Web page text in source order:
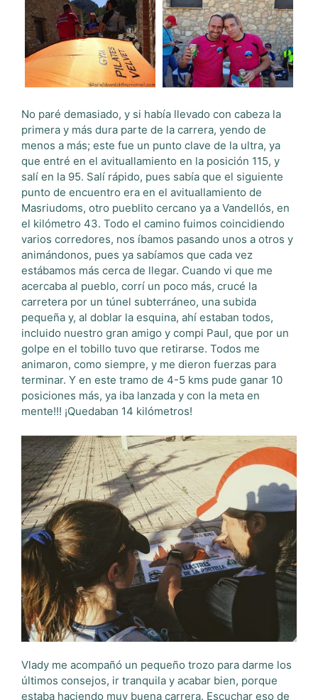
No paré demasiado, y si había llevado con cabeza la
primera y más dura parte de la carrera, yendo de
menos a más; este fue un punto clave de la ultra, ya
que entré en el avituallamiento en la posición 115, y
salí en la 95. Salí rápido, pues sabía que el siguiente
punto de encuentro era en el avituallamiento de
Masriudoms, otro pueblito cercano ya a Vandellós, en
el kilómetro 43. Todo el camino fuimos coincidiendo
varios corredores, nos íbamos pasando unos a otros y
animándonos, pues ya sabíamos que cada vez
estábamos más cerca de llegar. Cuando vi que me
acercaba al pueblo, corrí un poco más, crucé la
carretera por un túnel subterráneo, una subida
pequeña y, al doblar la esquina, ahí estaban todos,
incluido nuestro gran amigo y compi Paul, que por un
golpe en el tobillo tuvo que retirarse. Todos me
animaron, como siempre, y me dieron fuerzas para
terminar. Y en este tramo de 4-5 kms pude ganar 10
posiciones más, ya iba lanzada y con la meta en
mente!!! ¡Quedaban 14 kilómetros!
Vlady me acompañó un pequeño trozo para darme los
últimos consejos, ir tranquila y acabar bien, porque
estaba haciendo muy buena carrera. Escuchar eso de